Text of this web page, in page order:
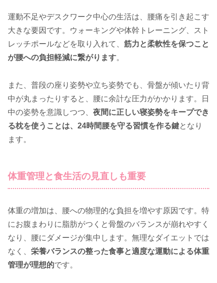
運動不足やデスクワーク中心の生活は、腰痛を引き起こす
大きな要因です。ウォーキングや体幹トレーニング、スト
レッチポールなどを取り入れて、 筋力と柔軟性を保つこと
が腰への負担軽減に繋がります。
また、普段の座り姿勢や立ち姿勢でも、骨盤が傾いたり背
中が丸まったりすると、腰に余計な圧力がかかります。日
中の姿勢を意識しつつ、 夜間に正しい寝姿勢をキープでき
る枕を使うことは、24時間腰を守る習慣を作る鍵となり
ます。
体重管理と食生活の見直しも重要
体重の増加は、腰への物理的な負担を増やす原因です。特
にお腹まわりに脂肪がつくと骨盤のバランスが崩れやすく
なり、腰にダメージが集中します。無理なダイエットでは
なく、 栄養バランスの整った食事と適度な運動による体重
管理が理想的です。